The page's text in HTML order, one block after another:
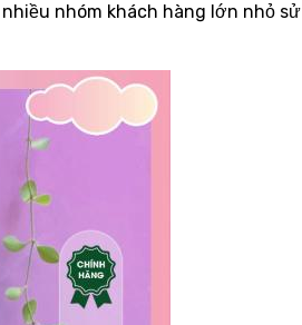
nhóm khách hàng lớn nhỏ sử